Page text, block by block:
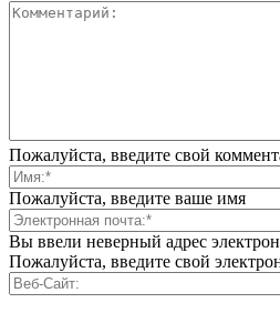
Пожалуйста, введите свой
Пожалуйста, введите ваше имя
Вы ввели неверный адрес
Пожалуйста, введите свой